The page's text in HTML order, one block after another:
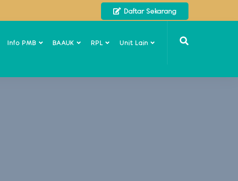
Daftar Sekarang
Info PMB BAAUK RPL Unit Lain